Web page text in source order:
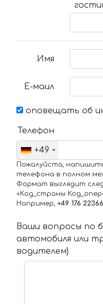
Имя
Е-маил
оповещать об
Телефон
+49
Пожалуйста,
телефона в полном
Формат выглядит
+Код_страны
Например, +49 176
Ваши вопросы по
автомобиля или
водителем)